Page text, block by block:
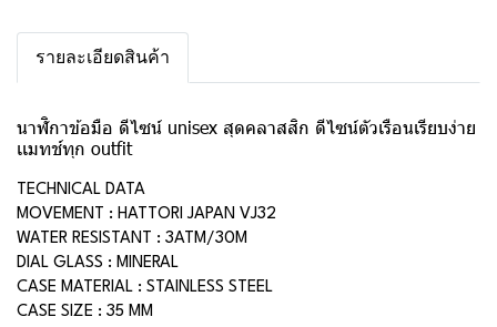
รายละเอียดสินค้า
นาฬิกาข้อมือ ดีไซน์ unisex สุดคลาสสิก ดีไซน์ตัวเรือนเรียบง่าย
เเมทช์ทุก outfit
TECHNICAL DATA
MOVEMENT : HATTORI JAPAN VJ32
WATER RESISTANT : 3ATM/30M
DIAL GLASS : MINERAL
CASE MATERIAL : STAINLESS STEEL
CASE SIZE : 35 MM